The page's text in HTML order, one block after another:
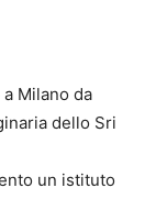
Milano da
dello Sri
un istituto